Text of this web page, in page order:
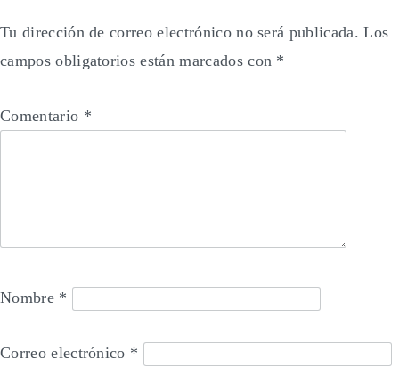
Tu dirección de correo electrónico no será publicada. Los
campos obligatorios están marcados con *
Comentario *
Nombre *
Correo electrónico *